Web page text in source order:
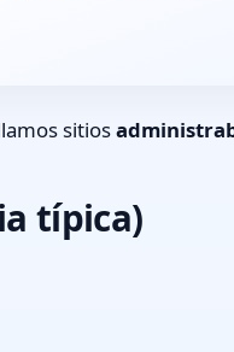
sitios
típica)